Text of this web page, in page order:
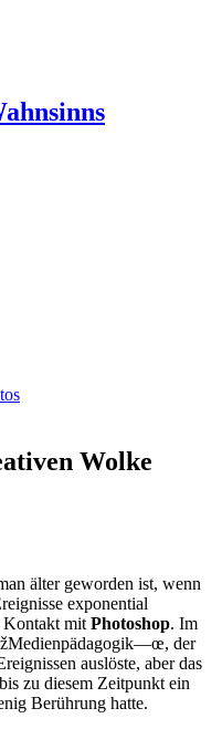
Wolke
älter geworden ist, wenn
exponential
Kontakt mit Photoshop. Im
der
auslöste, aber das
zu diesem Zeitpunkt ein
Berührung hatte.